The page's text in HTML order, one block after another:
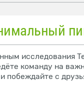
исследования
команду на
побеждайте с